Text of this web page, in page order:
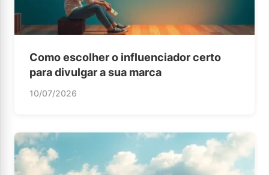
Como escolher o influenciador certo
para divulgar a sua marca
10/07/2026